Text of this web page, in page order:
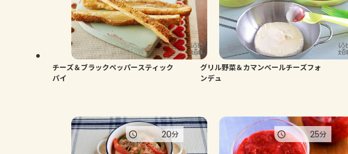
チーズ＆ブラックペッパースティック
パイ
グリル野菜＆カマンベールチーズフォ
ンデュ
20分 25分